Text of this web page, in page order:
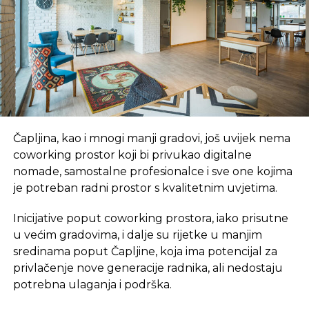
Izvor: kamatica
SLIČNE TEME:
SLEDEĆI
Benzin najjeftiniji u BiH, dizel u Makedoniji
NE PROPUSTITE
Toplica Spasojević doveo Engleze da kupe
„Galeniku“
Čapljina, kao i mnogi manji gradovi, još uvijek nema
coworking prostor koji bi privukao digitalne
nomade, samostalne profesionalce i sve one kojima
je potreban radni prostor s kvalitetnim uvjetima.
Inicijative poput coworking prostora, iako prisutne
u većim gradovima, i dalje su rijetke u manjim
sredinama poput Čapljine, koja ima potencijal za
privlačenje nove generacije radnika, ali nedostaju
potrebna ulaganja i podrška.